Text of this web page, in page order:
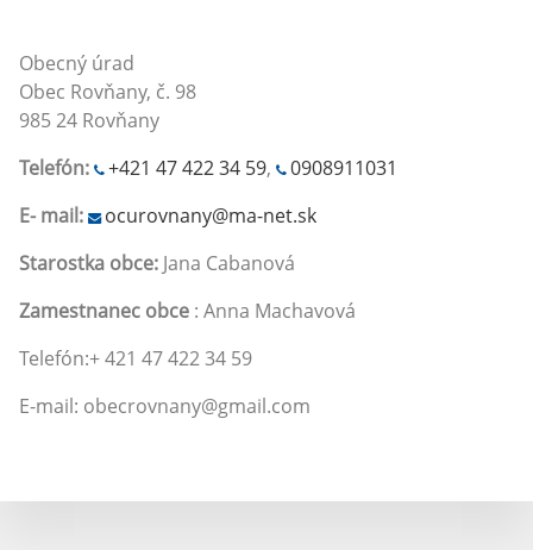
Obecný úrad
Obec Rovňany, č. 98
985 24 Rovňany
Telefón:
+421 47 422 34 59,
0908911031
E- mail:
ocurovnany@ma-net.sk
Starostka obce: Jana Cabanová
Zamestnanec obce : Anna Machavová
Telefón:+ 421 47 422 34 59
E-mail: obecrovnany@gmail.com